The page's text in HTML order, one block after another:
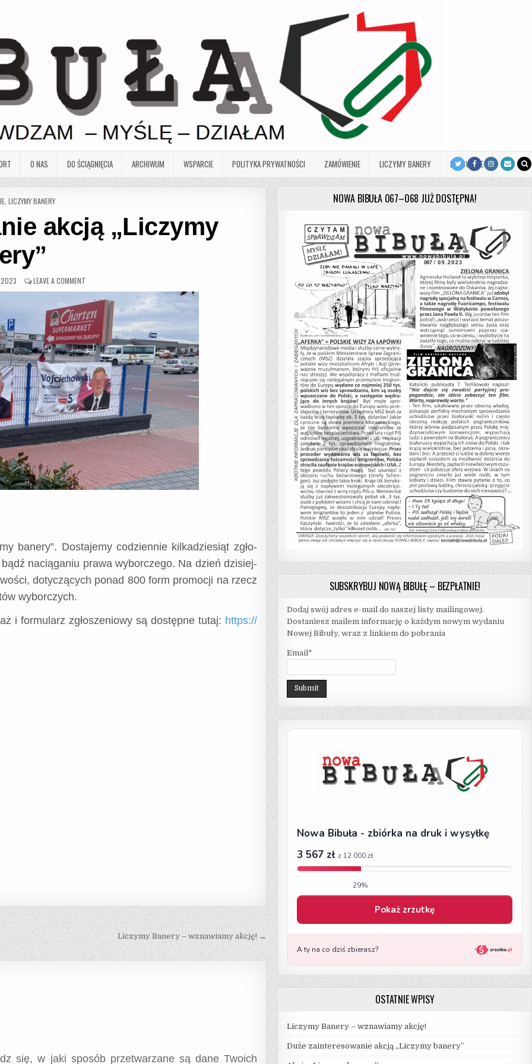
O NAS DO ŚCIĄGNIĘCIA ARCHIWUM WSPARCIE POLITYKA PRYWATNOŚCI ZAMÓWIENIE LICZYMY BANERY LOGOWANIE
,LICZYMY BANERY
akcją „Liczymy
2023 LEAVE A COMMENT
DUŻE
ZAINTERESOWANIE
AKCJĄ
„LICZYMY
BANERY”
bane­ry”. Dosta­je­my codzien­nie kil­ka­dzie­siąt zgło­
nacią­ga­niu pra­wa wybor­cze­go. Na dzień dzi­siej­
doty­czą­cych ponad 800 form pro­mo­cji na rzecz
wyborczych.
i for­mu­larz zgło­sze­nio­wy są dostęp­ne tutaj: https://​
Liczymy Banery – wznawiamy akcję! →
się, w jaki sposób przetwarzane są dane Twoich
NOWA BIBUŁA 067–068 JUŻ DOSTĘPNA!
SUBSKRYBUJ NOWĄ BIBUŁĘ – BEZPŁATNIE!
Dodaj swój adres e-mail do naszej listy mailingowej.
Dostaniesz mailem informację o każdym nowym wydaniu
Nowej Bibuły, wraz z linkiem do pobrania
Email*
OSTATNIE WPISY
Liczymy Banery – wznawiamy akcję!
Duże zainteresowanie akcją „Liczymy banery”